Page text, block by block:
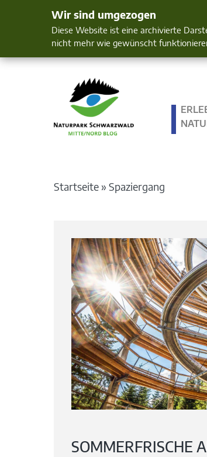
Wir sind umgezogen
Diese Website ist eine archivierte
nicht mehr wie gewünscht
Startseite» Spaziergang
SOMMERFRISCHE